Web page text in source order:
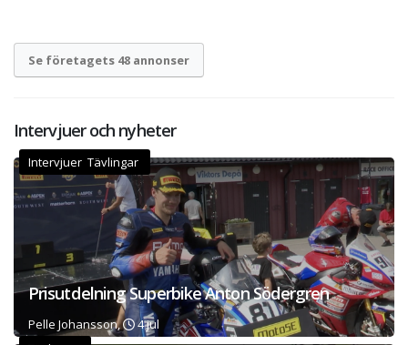
Se företagets 48 annonser
Intervjuer och nyheter
Intervjuer Tävlingar
Prisutdelning Superbike Anton Södergren
Pelle Johansson,
4 jul